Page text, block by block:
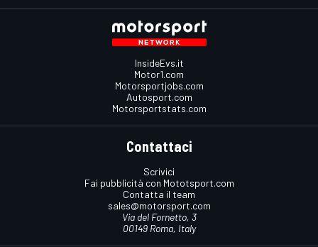
InsideEvs.it
Motor1.com
Motorsportjobs.com
Autosport.com
Motorsportstats.com
Contattaci
Scrivici
Fai pubblicità con Mototsport.com
Contatta il team
sales@motorsport.com
Via del Fornetto, 3
00149 Roma, Italy